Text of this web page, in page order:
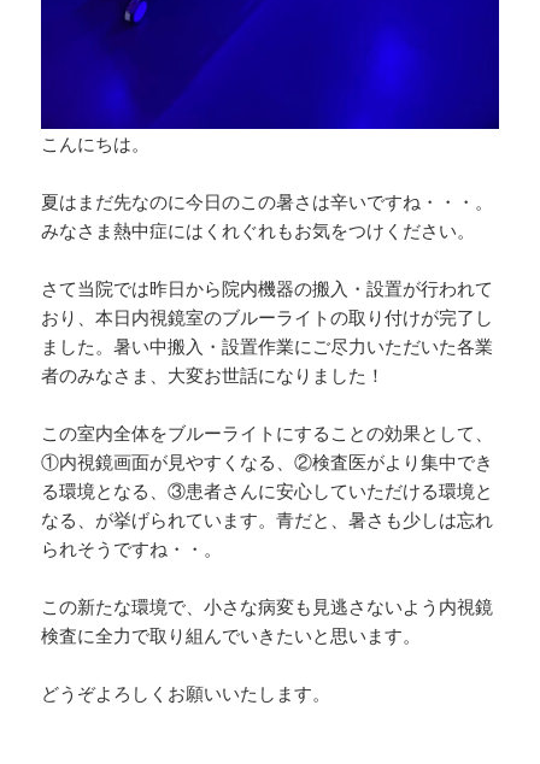
こんにちは。
夏はまだ先なのに今日のこの暑さは辛いですね・・・。
みなさま熱中症にはくれぐれもお気をつけください。
さて当院では昨日から院内機器の搬入・設置が行われて
おり、本日内視鏡室のブルーライトの取り付けが完了し
ました。暑い中搬入・設置作業にご尽力いただいた各業
者のみなさま、大変お世話になりました！
この室内全体をブルーライトにすることの効果として、
①内視鏡画面が見やすくなる、②検査医がより集中でき
る環境となる、③患者さんに安心していただける環境と
なる、が挙げられています。青だと、暑さも少しは忘れ
られそうですね・・。
この新たな環境で、小さな病変も見逃さないよう内視鏡
検査に全力で取り組んでいきたいと思います。
どうぞよろしくお願いいたします。